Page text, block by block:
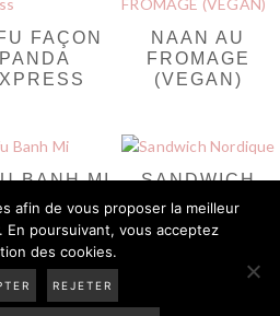
FAÇON
PANDA
NAAN AU
FROMAGE
(VEGAN)
BANH MI
SANDWICH
NORDIQUE
afin de vous proposer la meilleur
En poursuivant, vous acceptez
des cookies.
REJETER